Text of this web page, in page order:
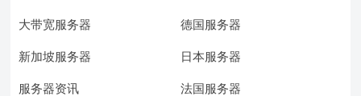
大带宽服务器 德国服务器
新加坡服务器 日本服务器
服务器资讯 法国服务器